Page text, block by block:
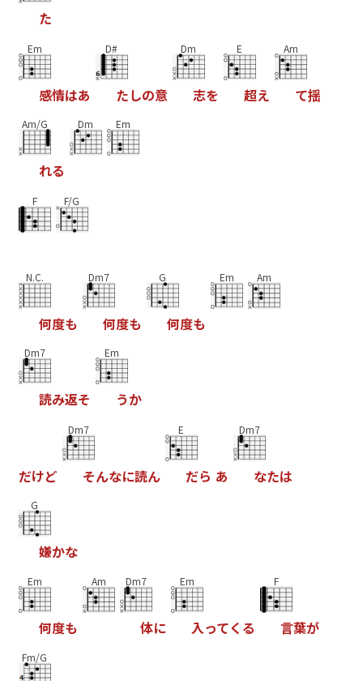
た
Em
感情はあ
D#
たしの意
Dm
志を
E
超え
Am
て揺
Am/G
れる
Dm Em
F F/G
N.C.
何度も
Dm7
何度も
G
何度も
Em Am
Dm7
読み返そ
Em
うか
だけど
Dm7
そんなに読ん
E
だら あ
Dm7
なたは
G
嫌かな
Em
何度も
Am Dm7
体に
Em
入ってく る
F
言葉が
Fm/G